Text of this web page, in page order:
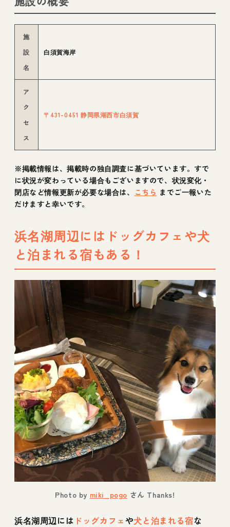
施
設
名
白須賀海岸
ア
ク
セ
ス
〒431-0451 静岡県湖西市白須賀
※掲載情報は、掲載時の独自調査に基づいています。すで
に状況が変わっている場合もございますので、状況変化・
閉店など情報更新が必要な場合は、
こちら までご一報いた
だけますと幸いです。
浜名湖周辺にはドッグカフェや犬
と泊まれる宿もある！
Photo by miki_pogo さん Thanks!
浜名湖周辺には ドッグカフェや犬と泊まれる宿な